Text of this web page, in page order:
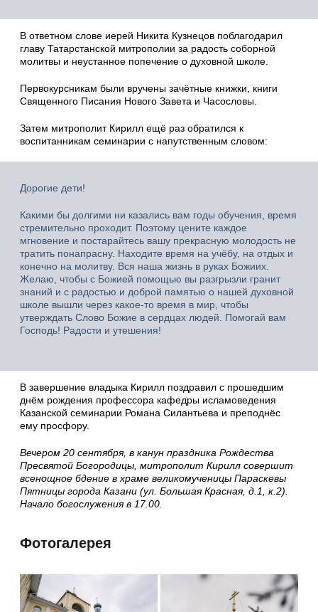
В ответном слове иерей Никита Кузнецов поблагодарил
главу Татарстанской митрополии за радость соборной
молитвы и неустанное попечение о духовной школе.
Первокурсникам были вручены зачётные книжки, книги
Священного Писания Нового Завета и Часословы.
Затем митрополит Кирилл ещё раз обратился к
воспитанникам семинарии с напутственным словом:
Дорогие дети!
Какими бы долгими ни казались вам годы обучения, время
стремительно проходит. Поэтому цените каждое
мгновение и постарайтесь вашу прекрасную молодость не
тратить понапрасну. Находите время на учёбу, на отдых и
конечно на молитву. Вся наша жизнь в руках Божиих.
Желаю, чтобы с Божией помощью вы разгрызли гранит
знаний и с радостью и доброй памятью о нашей духовной
школе вышли через какое-то время в мир, чтобы
утверждать Слово Божие в сердцах людей. Помогай вам
Господь! Радости и утешения!
В завершение владыка Кирилл поздравил с прошедшим
днём рождения профессора кафедры исламоведения
Казанской семинарии Романа Силантьева и преподнёс
ему просфору.
Вечером 20 сентября, в канун праздника Рождества
Пресвятой Богородицы, митрополит Кирилл совершит
всенощное бдение в храме великомученицы Параскевы
Пятницы города Казани (ул. Большая Красная, д.1, к.2).
Начало богослужения в 17.00.
Фотогалерея